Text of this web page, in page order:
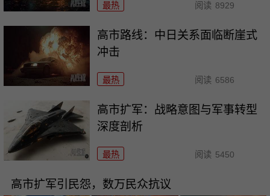
最热 阅读 8929
高市路线：中日关系面临断崖式
冲击
最热 阅读 6586
高市扩军：战略意图与军事转型
深度剖析
最热 阅读 5450
高市扩军引民怨，数万民众抗议